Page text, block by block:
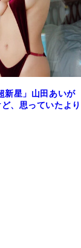
新星」山田あいが
、思っていたより